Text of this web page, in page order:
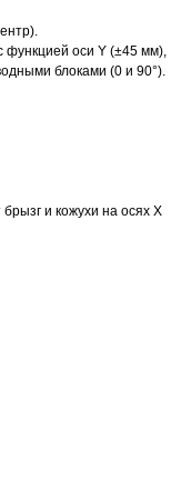
функцией оси Y (±45 мм),
блоками (0 и 90°).
и кожухи на осях X